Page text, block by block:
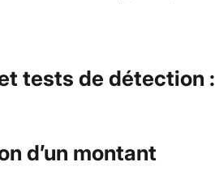
tests de détection :
d’un montant